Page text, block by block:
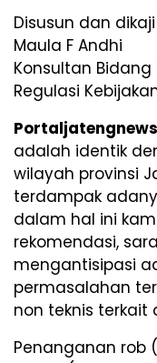
Disusun dan
Maula F Andhi
Konsultan
Regulasi
adalah identik
wilayah provinsi
terdampak
dalam hal ini
rekomendasi,
mengantisipasi
permasalahan
non teknis terkait
Penanganan rob